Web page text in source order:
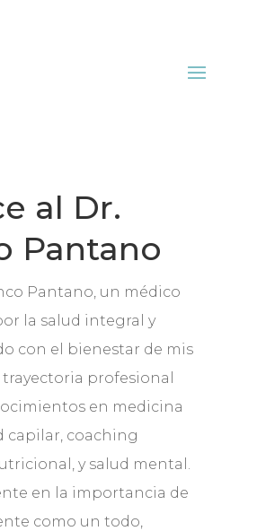
al Dr.
Pantano
Pantano, un médico
la salud integral y
con el bienestar de mis
profesional
en medicina
capilar, coaching
y salud mental.
en la importancia de
como un todo,